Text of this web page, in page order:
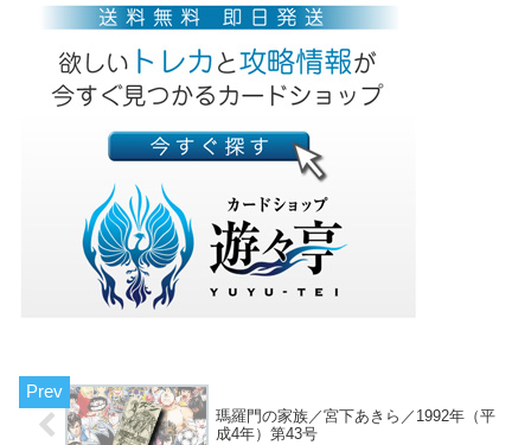
瑪羅門の家族／宮下あきら／1992年（平
成4年）第43号